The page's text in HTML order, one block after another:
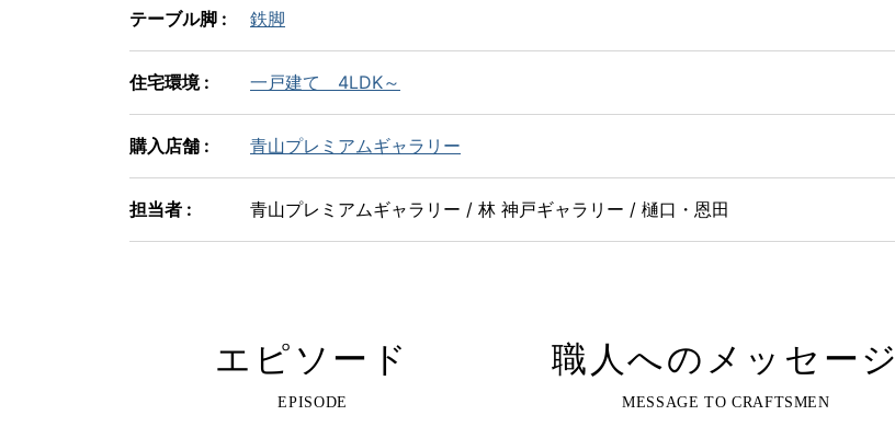
テーブル脚 : 鉄脚
住宅環境 : 一戸建て 4LDK～
購入店舗 : 青山プレミアムギャラリー
担当者 : 青山プレミアムギャラリー / 林 神戸ギャラリー / 樋口・恩田
エピソード 職人へのメッセージ